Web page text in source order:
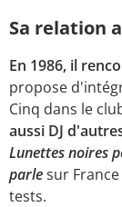
Sa relation
En 1986, il
propose
Cinq dans le
aussi DJ
Lunettes noires
parlesur France
tests.